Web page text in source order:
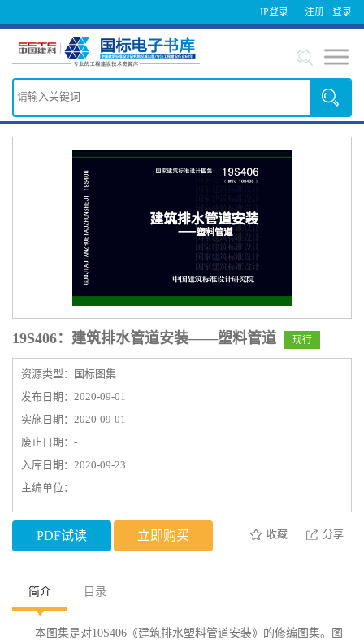
IP登录 登录
注册
19S406：建筑排水管道安装——塑料管道 现行
资源类型：国标图集
发布日期：2020-09-01
实施日期：2020-09-01
废止日期：-
入库日期：2020-09-23
主编单位：
PDF试读 立即购买 收藏 分享
简介 目录
本图集是对10S406《建筑排水塑料管道安装》的修编图集。图